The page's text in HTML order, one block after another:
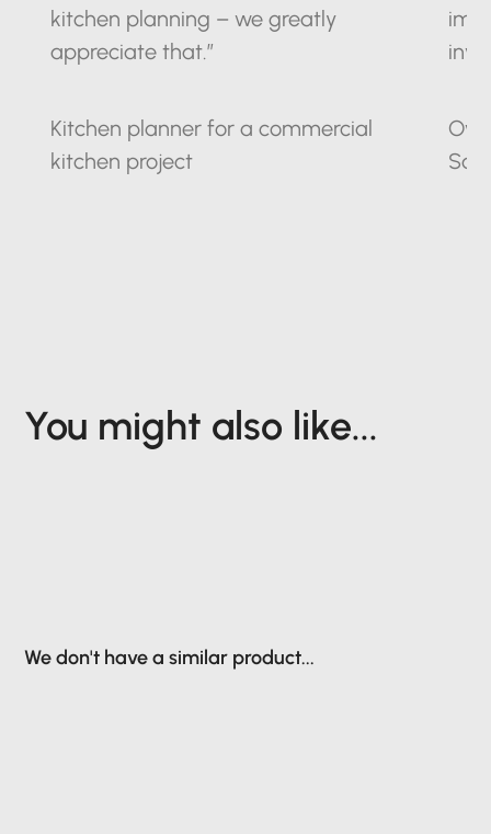
kitchen planning – we greatly
appreciate that.”
Kitchen planner for a commercial
kitchen project
You might also like...
We don't have a similar product...